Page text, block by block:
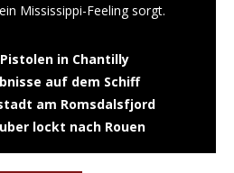
Mississippi-Feeling sorgt.
in Chantilly
auf dem Schiff
am Romsdalsfjord
lockt nach Rouen